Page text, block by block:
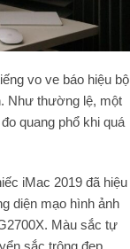
vo ve báo hiệu bộ
Như thường lệ, một
quang phổ khi quá
iMac 2019 đã hiệu
diện mạo hình ảnh
Màu sắc tự
sắc trông đẹp